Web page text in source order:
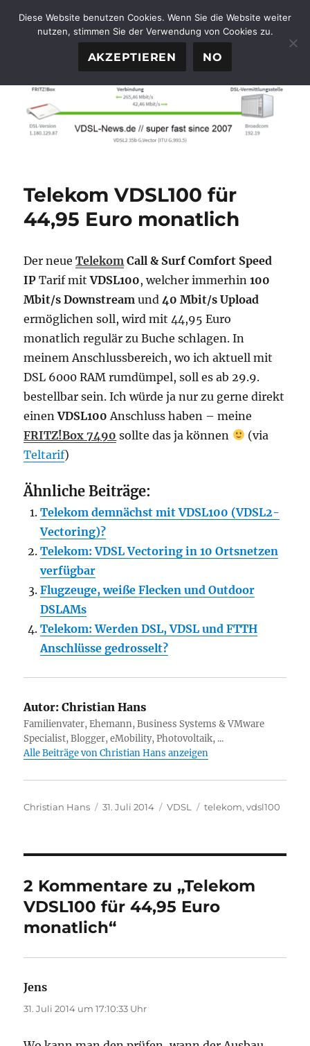
FTTH-News.de
Telekom VDSL100 für
44,95 Euro monatlich
Der neueTelekom Call & Surf Comfort Speed
IP Tarif mitVDSL100, welcher immerhin100
Mbit/s Downstream und40 Mbit/s Upload
ermöglichen soll, wird mit 44,95 Euro
monatlich regulär zu Buche schlagen. In
meinem Anschlussbereich, wo ich aktuell mit
DSL 6000 RAM rumdümpel, soll es ab 29.9.
bestellbar sein. Ich würde ja nur zu gerne direkt
einenVDSL100 Anschluss haben – meine
FRITZ!Box 7490 sollte das ja können
(via
Teltarif)
Ähnliche Beiträge:
Telekom demnächst mit VDSL100 (VDSL2-
Vectoring)?
Telekom: VDSL Vectoring in 10 Ortsnetzen
verfügbar
Flugzeuge, weiße Flecken und Outdoor
DSLAMs
Telekom: Werden DSL, VDSL und FTTH
Anschlüsse gedrosselt?
Autor: Christian Hans
Familienvater, Ehemann, Business Systems & VMware
Specialist, Blogger, eMobility, Photovoltaik, ...
Alle Beiträge von Christian Hans anzeigen
Autor
Christian Hans
Veröffentlicht
31. Juli 2014 Kategorien
VDSL Schlagwörter
telekom,vdsl100
2 Kommentare zu „Telekom
VDSL100 für 44,95 Euro
monatlich“
Jens
31. Juli 2014 um 17:10:33 Uhr
Diese Website benutzen Cookies. Wenn Sie die Website weiter
nutzen, stimmen Sie der Verwendung von Cookies zu.
AKZEPTIEREN NO